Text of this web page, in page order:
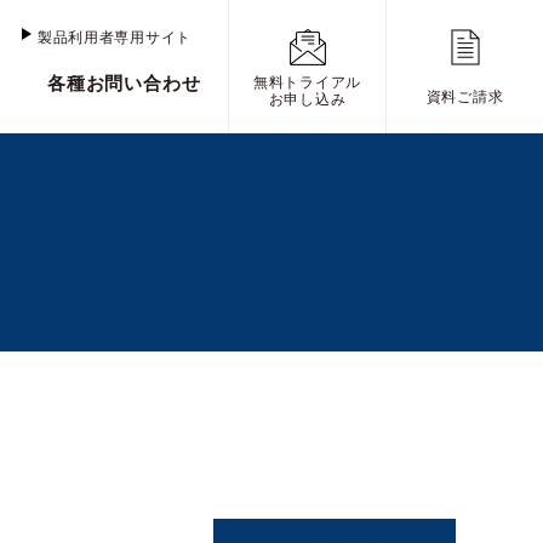
製品利用者専用サイト
各種お問い合わせ
無料トライアル
お申し込み
資料ご請求